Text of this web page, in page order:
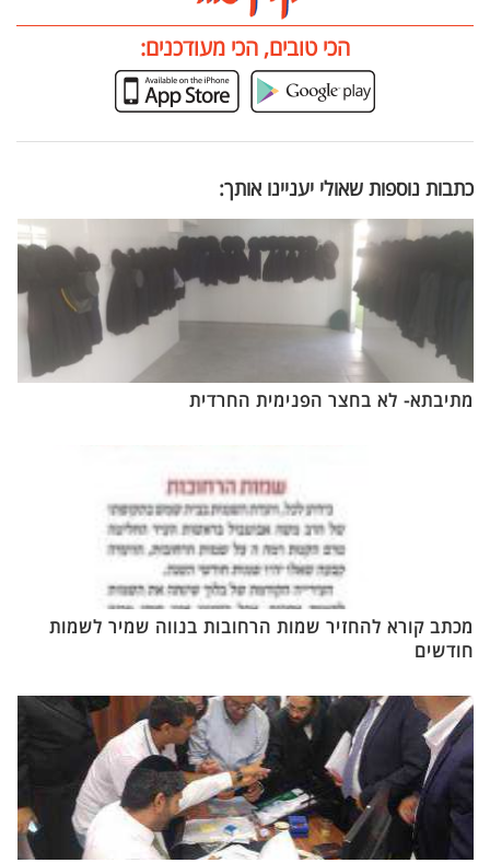
הכי טובים, הכי מעודכנים:
כתבות נוספות שאולי יעניינו אותך:
מתיבתא- לא בחצר הפנימית החרדית
מכתב קורא להחזיר שמות הרחובות בנווה שמיר לשמות
חודשים